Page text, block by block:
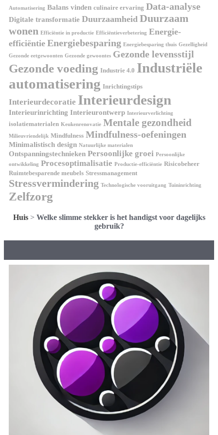
Automatisering Balans vinden culinaire ervaring Data-analyse
Digitale transformatie Duurzaamheid Duurzaam
wonen Efficiëntie in productie Efficiëntieverbetering Energie-
efficiëntie Energiebesparing Energiebesparing thuis Gezelligheid
Gezonde eetgewoonten Gezonde gewoontes Gezonde levensstijl
Gezonde voeding Industrie 4.0 Industriële
automatisering Inrichtingstips
Interieurdecoratie Interieurdesign
Interieurinrichting Interieurontwerp Interieurverlichting
isolatiematerialen Keukenrenovatie Mentale gezondheid
Milieuvriendelijk Mindfulness Mindfulness-oefeningen
Minimalistisch design Natuurlijke materialen
Ontspanningstechnieken Persoonlijke groei Persoonlijke
ontwikkeling Procesoptimalisatie Productie-efficiëntie Risicobeheer
Ruimtebesparende meubels Stressmanagement
Stressvermindering Technologische vooruitgang Tuininrichting
Zelfzorg
Huis> Welke slimme stekker is het handigst voor dagelijks
gebruik?